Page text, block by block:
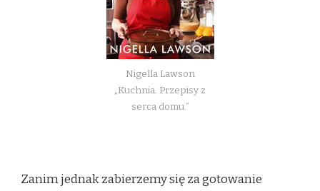
Nigella Lawson
„Kuchnia. Przepisy z
serca domu.”
Zanim jednak zabierzemy się za gotowanie